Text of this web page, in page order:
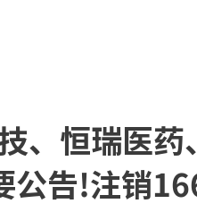
、恒瑞医药
公告!注销